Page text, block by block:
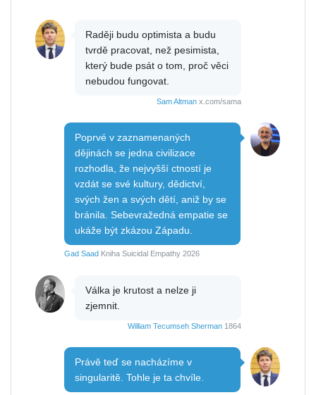
Raději budu optimista a budu
tvrdě pracovat, než pesimista,
který bude psát o tom, proč věci
nebudou fungovat.
Sam Altman x.com/sama
Poprvé v zaznamenaných
dějinách se jedna civilizace
rozhodla, že nejvyšší ctností je
vzdát se své kultury, dědictví,
svých žen a svých dětí, aniž by se
bránila. Sebevražedná empatie se
ukáže být zkázou Západu.
Gad Saad Kniha Suicidal Empathy 2026
Válka je krutost a nelze ji
zjemnit.
William Tecumseh Sherman 1864
Právě teď se nacházíme v
singularitě. Tohle je ta chvíle.